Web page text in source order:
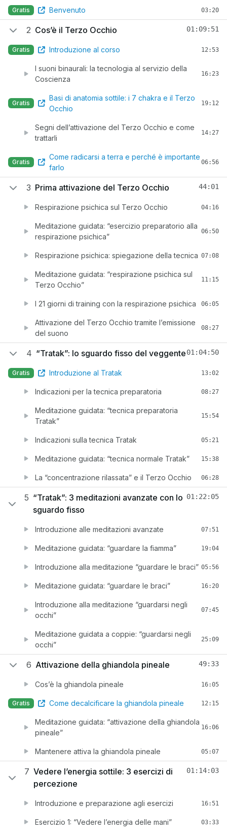
Gratis Benvenuto 03:20
2 Cos’è il Terzo Occhio 01:09:51
Gratis Introduzione al corso 12:53
I suoni binaurali: la tecnologia al servizio della
Coscienza
16:23
Gratis
Basi di anatomia sottile: i 7 chakra e il Terzo
Occhio
19:12
Segni dell’attivazione del Terzo Occhio e come
trattarli
14:27
Gratis
Come radicarsi a terra e perché è importante
farlo
06:56
3 Prima attivazione del Terzo Occhio 44:01
Respirazione psichica sul Terzo Occhio 04:16
Meditazione guidata: “esercizio preparatorio alla
respirazione psichica”
06:50
Respirazione psichica: spiegazione della tecnica 07:08
Meditazione guidata: “respirazione psichica sul
Terzo Occhio”
11:15
I 21 giorni di training con la respirazione psichica 06:05
Attivazione del Terzo Occhio tramite l’emissione
del suono
08:27
4 “Tratak”: lo sguardo fisso del veggente01:04:50
Gratis Introduzione al Tratak 13:02
Indicazioni per la tecnica preparatoria 08:27
Meditazione guidata: “tecnica preparatoria
Tratak”
15:54
Indicazioni sulla tecnica Tratak 05:21
Meditazione guidata: “tecnica normale Tratak” 15:38
La “concentrazione rilassata” e il Terzo Occhio 06:28
5 “Tratak”: 3 meditazioni avanzate con lo
sguardo fisso
01:22:05
Introduzione alle meditazioni avanzate 07:51
Meditazione guidata: “guardare la fiamma” 19:04
Introduzione alla meditazione “guardare le braci” 05:56
Meditazione guidata: “guardare le braci” 16:20
Introduzione alla meditazione “guardarsi negli
occhi”
07:45
Meditazione guidata a coppie: “guardarsi negli
occhi”
25:09
6 Attivazione della ghiandola pineale 49:33
Cos’è la ghiandola pineale 16:05
Gratis Come decalcificare la ghiandola pineale 12:15
Meditazione guidata: “attivazione della ghiandola
pineale”
16:06
Mantenere attiva la ghiandola pineale 05:07
7 Vedere l’energia sottile: 3 esercizi di
percezione
01:14:03
Introduzione e preparazione agli esercizi 16:51
Esercizio 1: “Vedere l’energia delle mani” 03:33